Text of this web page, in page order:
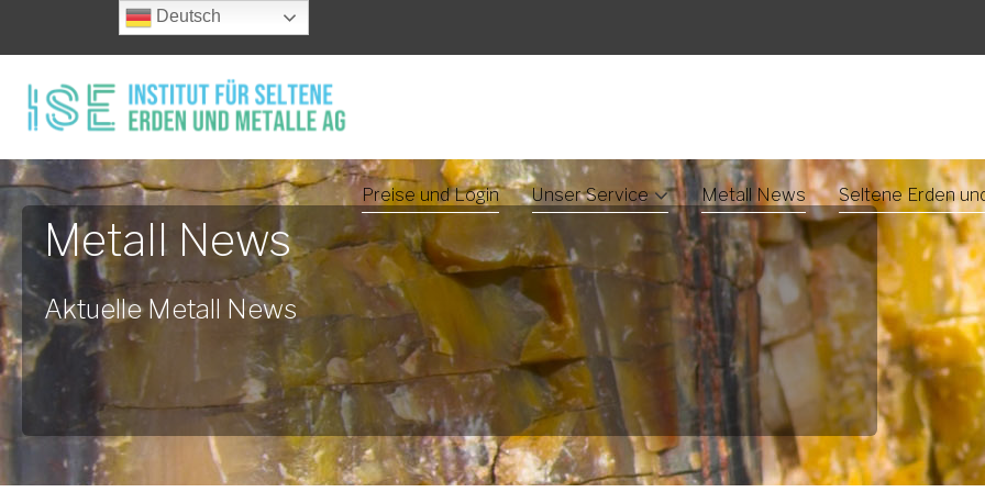
Preise und Login Unser Service Metall News Seltene Erden
Metall News
Aktuelle Metall News
Deutsch